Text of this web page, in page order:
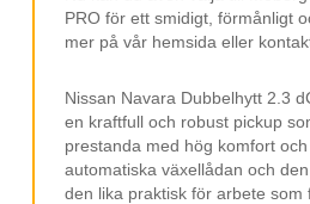
Nissan Connect
Navigation/GPS
Apple CarPlay
Android Auto
Elstol Förare
PRO för ett smidigt, förmånligt
mer på vår hemsida eller
Nissan Navara Dubbelhytt 2.3
en kraftfull och robust pickup
prestanda med hög komfort
automatiska växellådan och
den lika praktisk för arbete som